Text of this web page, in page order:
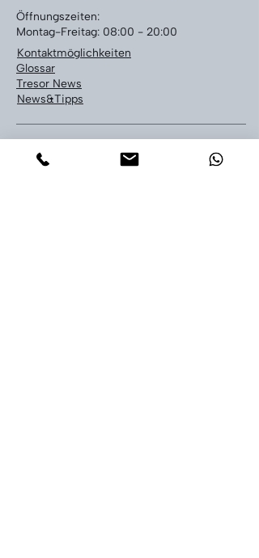
Öffnungszeiten:
Montag-Freitag: 08:00 - 20:00
Kontaktmöglichkeiten
Glossar
Tresor News
News&Tipps
Tresoröffnung bundesweit